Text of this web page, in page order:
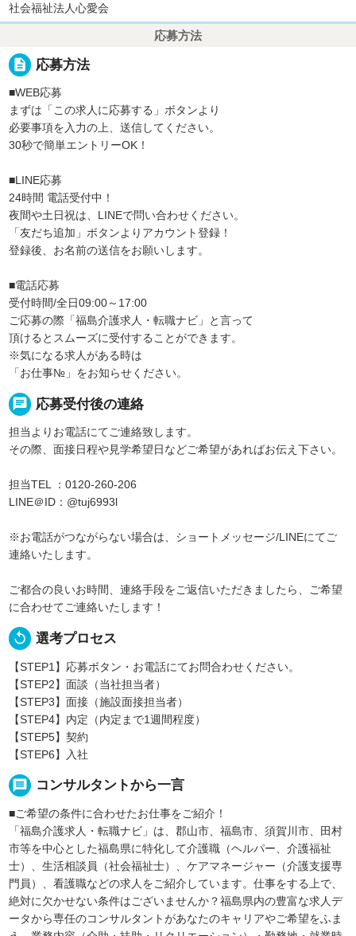
社会福祉法人心愛会
応募方法
description 応募方法
■WEB応募
まずは「この求人に応募する」ボタンより
必要事項を入力の上、送信してください。
30秒で簡単エントリーOK！
■LINE応募
24時間 電話受付中！
夜間や土日祝は、LINEで問い合わせください。
「友だち追加」ボタンよりアカウント登録！
登録後、お名前の送信をお願いします。
■電話応募
受付時間/全日09:00～17:00
ご応募の際「福島介護求人・転職ナビ」と言って
頂けるとスムーズに受付することができます。
※気になる求人がある時は
「お仕事№」をお知らせください。
chat 応募受付後の連絡
担当よりお電話にてご連絡致します。
その際、面接日程や見学希望日などご希望があればお伝え下さい。
担当TEL ：0120-260-206
LINE＠ID：@tuj6993l
※お電話がつながらない場合は、ショートメッセージ/LINEにてご
連絡いたします。
ご都合の良いお時間、連絡手段をご返信いただきましたら、ご希望
に合わせてご連絡いたします！
replay 選考プロセス
【STEP1】応募ボタン・お電話にてお問合わせください。
【STEP2】面談（当社担当者）
【STEP3】面接（施設面接担当者）
【STEP4】内定（内定まで1週間程度）
【STEP5】契約
【STEP6】入社
message コンサルタントから一言
■ご希望の条件に合わせたお仕事をご紹介！
「福島介護求人・転職ナビ」は、郡山市、福島市、須賀川市、田村
市等を中心とした福島県に特化して介護職（ヘルパー、介護福祉
士）、生活相談員（社会福祉士）、ケアマネージャー（介護支援専
門員）、看護職などの求人をご紹介しています。仕事をする上で、
絶対に欠かせない条件はございませんか？福島県内の豊富な求人デ
ータから専任のコンサルタントがあなたのキャリアやご希望をふま